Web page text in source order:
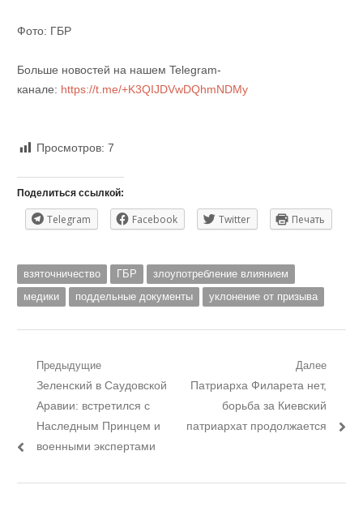
Фото: ГБР
Больше новостей на нашем Telegram-
канале: https://t.me/+K3QIJDVwDQhmNDMy
Просмотров: 7
Поделиться ссылкой:
Telegram Facebook Twitter Печать
взяточничество ГБР
злоупотребление влиянием
медики
поддельные документы уклонение от призыва
Навигация
записям
Предыдущие
Предыдущий
пост:
Зеленский в Саудовской
Аравии: встретился с
Наследным Принцем и
военными экспертами
Далее
Следующий
Патриарха Филарета нет,
борьба за Киевский
патриархат продолжается